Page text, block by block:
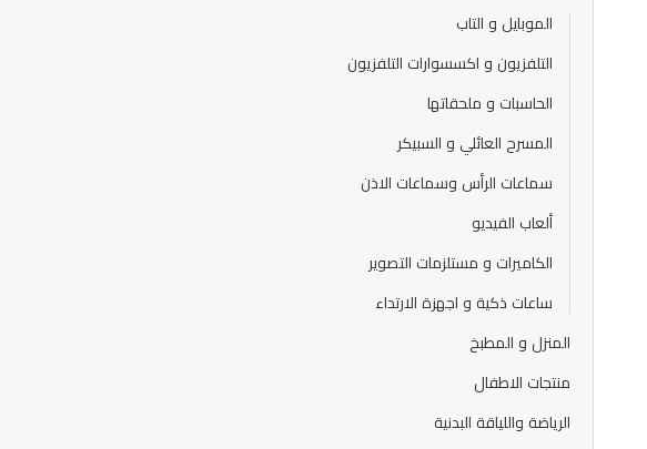
الموبايل و التاب
التلفزيون و اكسسوارات التلفزيون
الحاسبات و ملحقاتها
المسرح العائلي و السبيكر
سماعات الرأس وسماعات الاذن
ألعاب الفيديو
الكاميرات و مستلزمات التصوير
ساعات ذكية و اجهزة الارتداء
المنزل و المطبخ
منتجات الاطفال
الرياضة واللياقة البدنية